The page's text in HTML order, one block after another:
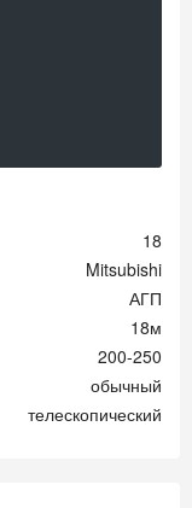
18
Mitsubishi
АГП
18м
200-250
обычный
телескопический